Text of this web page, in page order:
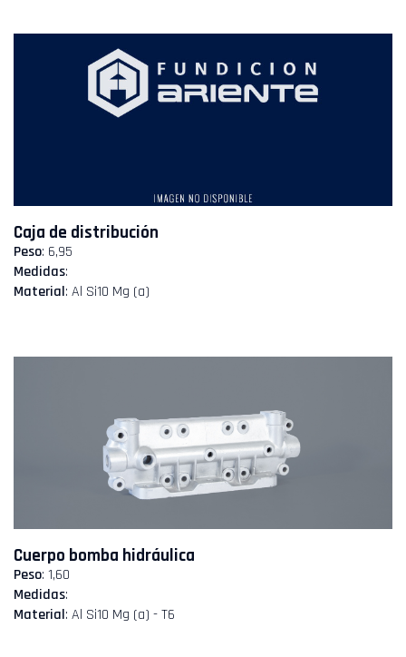
Caja de distribución
Peso: 6,95
Medidas:
Material: Al Si10 Mg (a)
Cuerpo bomba hidráulica
Peso: 1,60
Medidas:
Material: Al Si10 Mg (a) - T6